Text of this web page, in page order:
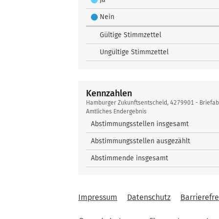
Nein
Gültige Stimmzettel
Ungültige Stimmzettel
Kennzahlen
Kennzahlen
Hamburger Zukunftsentscheid, 4279901 -
Amtliches Endergebnis
Abstimmungsstellen insgesamt
Abstimmungsstellen ausgezählt
Abstimmende insgesamt
Impressum Datenschutz